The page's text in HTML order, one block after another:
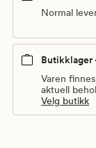
Normal
Butikklager
Varen
aktuell
Velg butikk